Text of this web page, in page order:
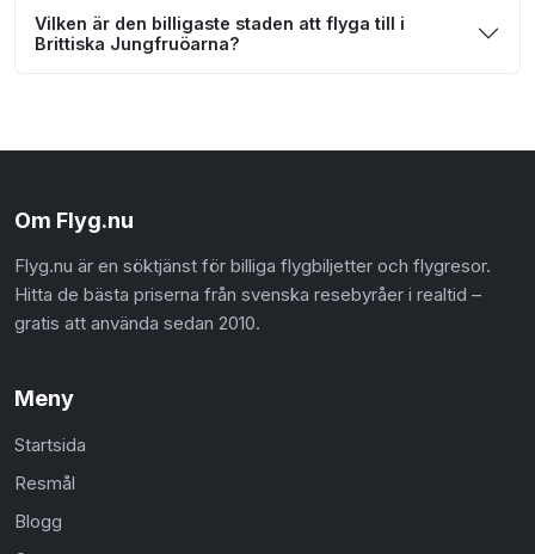
Vilken är den billigaste staden att flyga till i
Brittiska Jungfruöarna?
Om Flyg.nu
Flyg.nu är en söktjänst för billiga flygbiljetter och flygresor.
Hitta de bästa priserna från svenska resebyråer i realtid –
gratis att använda sedan 2010.
Meny
Startsida
Resmål
Blogg